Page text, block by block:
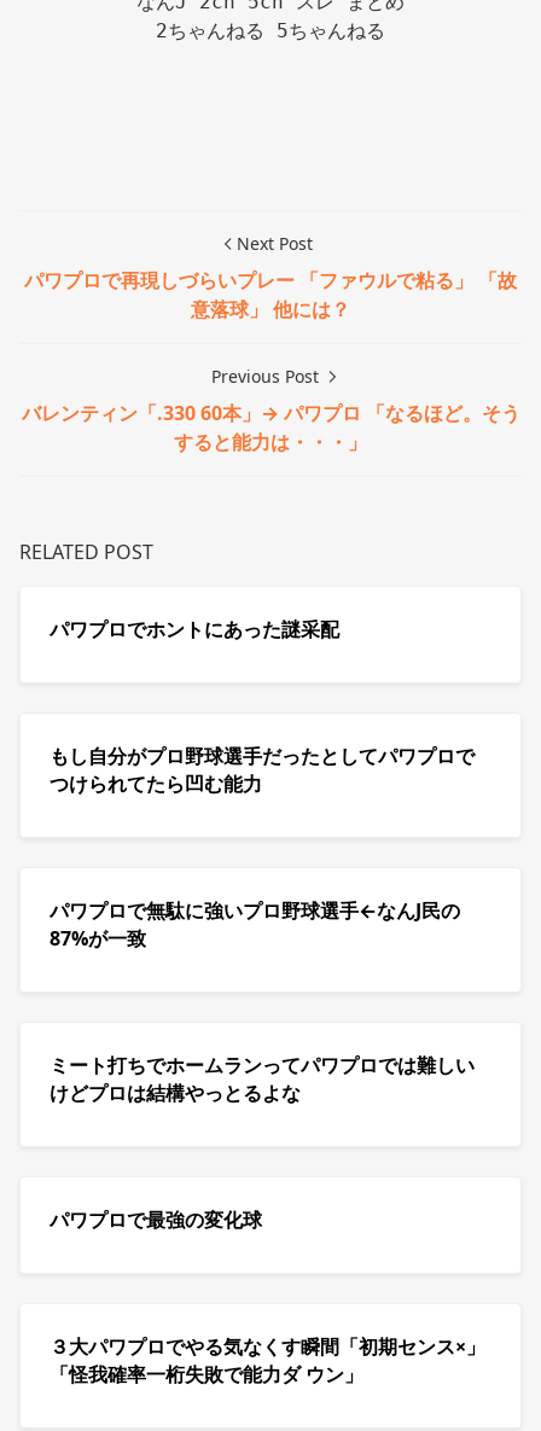
2ちゃんねる 5ちゃんねる
Next Post
パワプロで再現しづらいプレー 「ファウルで粘る」 「故
意落球」 他には？
Previous Post
バレンティン「.330 60本」→ パワプロ 「なるほど。そう
すると能力は・・・」
RELATED POST
パワプロでホントにあった謎采配
もし自分がプロ野球選手だったとしてパワプロで
つけられてたら凹む能力
パワプロで無駄に強いプロ野球選手←なんJ民の
87%が一致
ミート打ちでホームランってパワプロでは難しい
けどプロは結構やっとるよな
パワプロで最強の変化球
３大パワプロでやる気なくす瞬間「初期センス×」
「怪我確率一桁失敗で能力ダ ウン」